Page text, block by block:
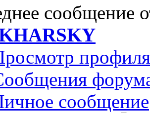
сообщение
профиля
сообщение